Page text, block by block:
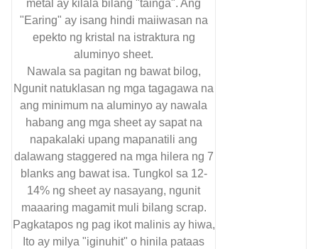
metal ay kilala bilang "tainga". Ang
"Earing" ay isang hindi maiiwasan na
epekto ng kristal na istraktura ng
aluminyo sheet.
Nawala sa pagitan ng bawat bilog,
Ngunit natuklasan ng mga tagagawa na
ang minimum na aluminyo ay nawala
habang ang mga sheet ay sapat na
napakalaki upang mapanatili ang
dalawang staggered na mga hilera ng 7
blanks ang bawat isa. Tungkol sa 12-
14% ng sheet ay nasayang, ngunit
maaaring magamit muli bilang scrap.
Pagkatapos ng pag ikot malinis ay hiwa,
Ito ay milya "iginuhit" o hinila pataas